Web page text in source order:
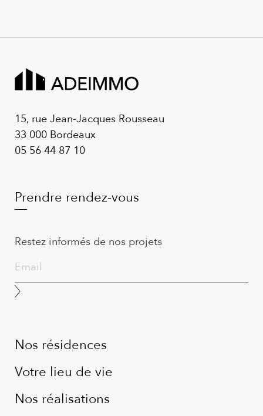
15, rue Jean-Jacques Rousseau
33 000 Bordeaux
05 56 44 87 10
Nos résidences
Votre lieu de vie
Nos réalisations
Prendre rendez-vous
Restez informés de nos projets